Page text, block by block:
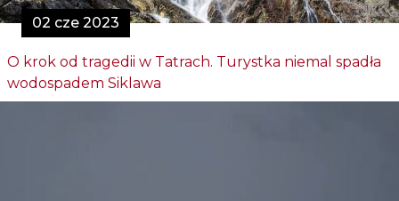
02 cze 2023
O krok od tragedii w Tatrach. Turystka niemal spadła
wodospadem Siklawa